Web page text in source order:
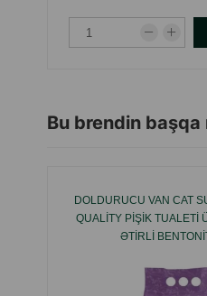
Bu brendin başqa
DOLDURUCU VAN CAT
QUALITY PIŞIK TUALETI
ƏTIRLI